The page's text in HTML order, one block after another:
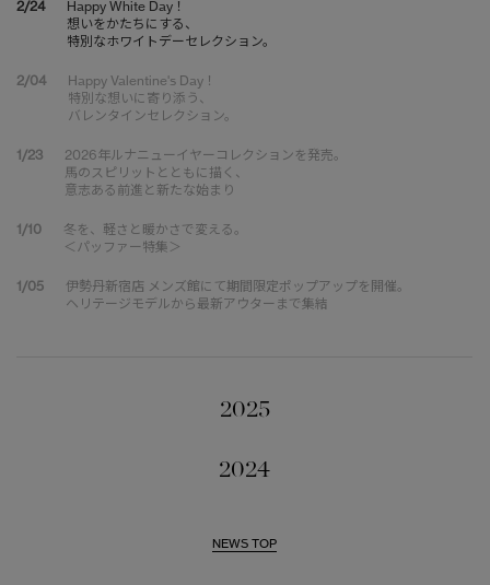
2/24
Happy White Day！
想いをかたちにする、
特別なホワイトデーセレクション。
2/04
Happy Valentine's Day！
特別な想いに寄り添う、
バレンタインセレクション。
1/23
2026年ルナニューイヤーコレクションを発売。
馬のスピリットとともに描く、
意志ある前進と新たな始まり
1/10
冬を、軽さと暖かさで変える。
＜パッファー特集＞
1/05
伊勢丹新宿店 メンズ館にて期間限定ポップアップを開催。
ヘリテージモデルから最新アウターまで集結
2025
2024
NEWS TOP